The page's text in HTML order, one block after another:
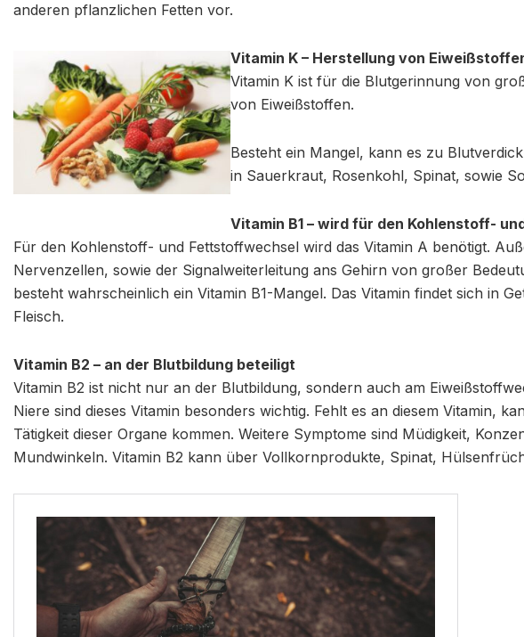
anderen pflanzlichen Fetten vor.
Vitamin K – Herstellung von
Vitamin K ist für die Blutgerinnung von
von Eiweißstoffen.
Besteht ein Mangel, kann es zu
in Sauerkraut, Rosenkohl, Spinat, sowie
Vitamin B1 – wird für den Kohlenstoff-
Für den Kohlenstoff- und Fettstoffwechsel wird das Vitamin A benötigt.
Nervenzellen, sowie der Signalweiterleitung ans Gehirn von großer
besteht wahrscheinlich ein Vitamin B1-Mangel. Das Vitamin findet sich in
Fleisch.
Vitamin B2 – an der Blutbildung beteiligt
Vitamin B2 ist nicht nur an der Blutbildung, sondern auch am
Niere sind dieses Vitamin besonders wichtig. Fehlt es an diesem Vitamin,
Tätigkeit dieser Organe kommen. Weitere Symptome sind Müdigkeit,
Mundwinkeln. Vitamin B2 kann über Vollkornprodukte, Spinat,